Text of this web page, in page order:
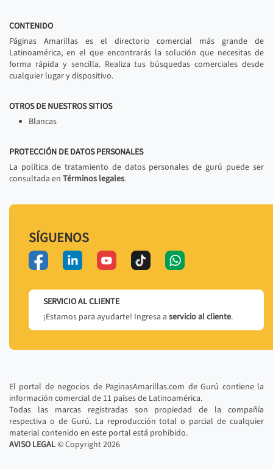
CONTENIDO
Páginas Amarillas es el directorio comercial más grande de
Latinoamérica, en el que encontrarás la solución que necesitas de
forma rápida y sencilla. Realiza tus búsquedas comerciales desde
cualquier lugar y dispositivo.
OTROS DE NUESTROS SITIOS
Blancas
PROTECCIÓN DE DATOS PERSONALES
La política de tratamiento de datos personales de gurú puede ser
consultada en Términos legales.
SÍGUENOS
SERVICIO AL CLIENTE
¡Estamos para ayudarte! Ingresa a servicio al cliente.
El portal de negocios de PaginasAmarillas.com de Gurú contiene la
información comercial de 11 países de Latinoamérica.
Todas las marcas registradas son propiedad de la compañía
respectiva o de Gurú. La reproducción total o parcial de cualquier
material contenido en este portal está prohibido.
AVISO LEGAL© Copyright2026